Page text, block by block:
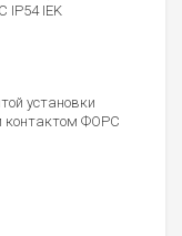
IP54 IEK
установки
ФОРС